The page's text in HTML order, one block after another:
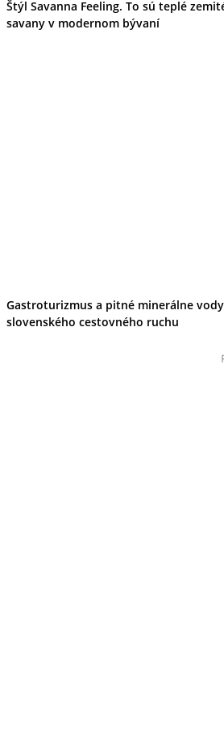
Štýl Savanna Feeling. To sú teplé
savany v modernom bývaní
Gastroturizmus a pitné minerálne
slovenského cestovného ruchu